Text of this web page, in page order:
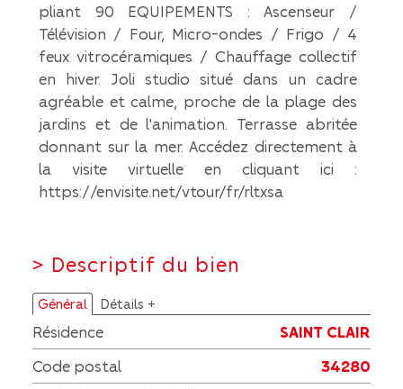
pliant 90 EQUIPEMENTS : Ascenseur /
Télévision / Four, Micro-ondes / Frigo / 4
feux vitrocéramiques / Chauffage collectif
en hiver. Joli studio situé dans un cadre
agréable et calme, proche de la plage des
jardins et de l'animation. Terrasse abritée
donnant sur la mer. Accédez directement à
la visite virtuelle en cliquant ici :
https://envisite.net/vtour/fr/rltxsa
> Descriptif du bien
Général Détails +
Résidence
SAINT CLAIR
Code postal
34280